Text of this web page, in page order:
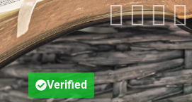
Downloads
Bíblia Online

Verified